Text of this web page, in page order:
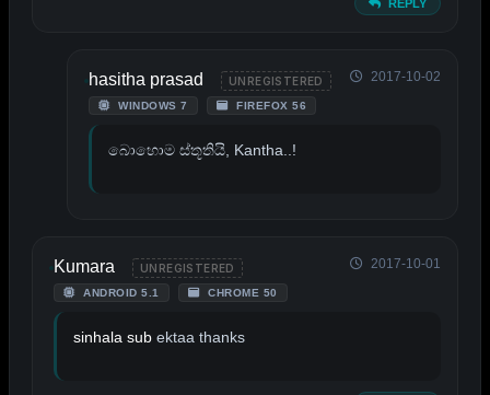
REPLY
hasitha prasad UNREGISTERED
WINDOWS 7 FIREFOX 56
2017-10-02
බොහොම ස්තූතියි, Kantha..!
Kumara UNREGISTERED
ANDROID 5.1 CHROME 50
2017-10-01
sinhala sub ektaa thanks